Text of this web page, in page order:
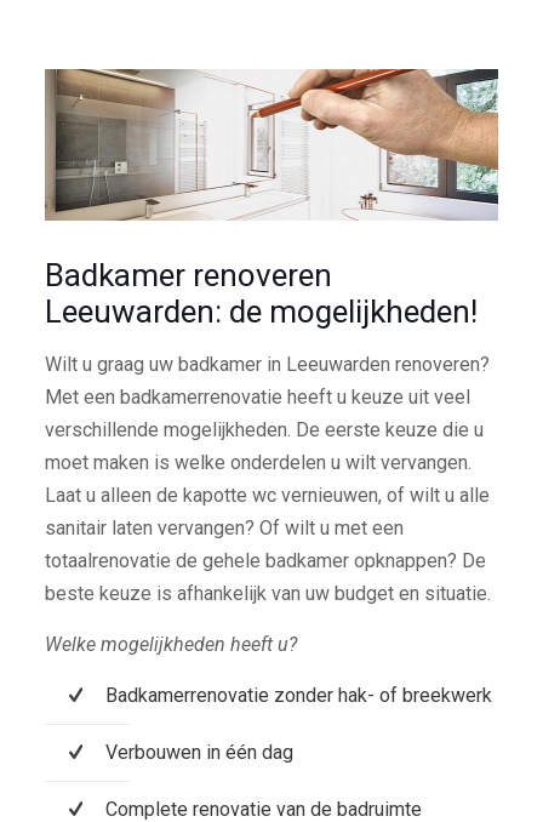
Badkamer renoveren
Leeuwarden: de mogelijkheden!
Wilt u graag uw badkamer in Leeuwarden renoveren?
Met een badkamerrenovatie heeft u keuze uit veel
verschillende mogelijkheden. De eerste keuze die u
moet maken is welke onderdelen u wilt vervangen.
Laat u alleen de kapotte wc vernieuwen, of wilt u alle
sanitair laten vervangen? Of wilt u met een
totaalrenovatie de gehele badkamer opknappen? De
beste keuze is afhankelijk van uw budget en situatie.
Welke mogelijkheden heeft u?
Badkamerrenovatie zonder hak- of breekwerk
Verbouwen in één dag
Complete renovatie van de badruimte